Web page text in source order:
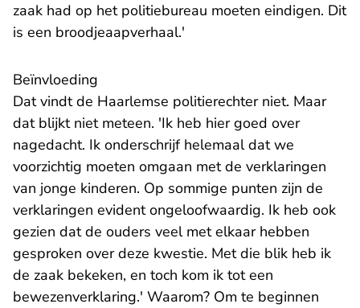
zaak had op het politiebureau moeten eindigen. Dit
is een broodjeaapverhaal.'
Beïnvloeding
Dat vindt de Haarlemse politierechter niet. Maar
dat blijkt niet meteen. 'Ik heb hier goed over
nagedacht. Ik onderschrijf helemaal dat we
voorzichtig moeten omgaan met de verklaringen
van jonge kinderen. Op sommige punten zijn de
verklaringen evident ongeloofwaardig. Ik heb ook
gezien dat de ouders veel met elkaar hebben
gesproken over deze kwestie. Met die blik heb ik
de zaak bekeken, en toch kom ik tot een
bewezenverklaring.' Waarom? Om te beginnen